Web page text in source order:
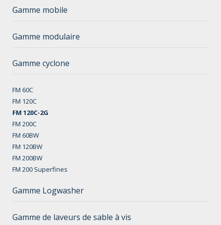
Gamme mobile
Gamme modulaire
Gamme cyclone
FM 60C
FM 120C
FM 120C-2G
FM 200C
FM 60BW
FM 120BW
FM 200BW
FM 200 Superfines
Gamme Logwasher
Gamme de laveurs de sable à vis